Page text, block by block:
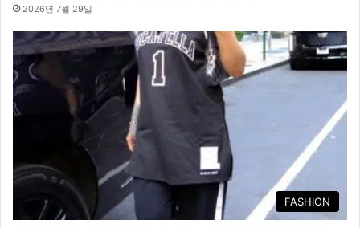
2026년 7월 29일
FASHION